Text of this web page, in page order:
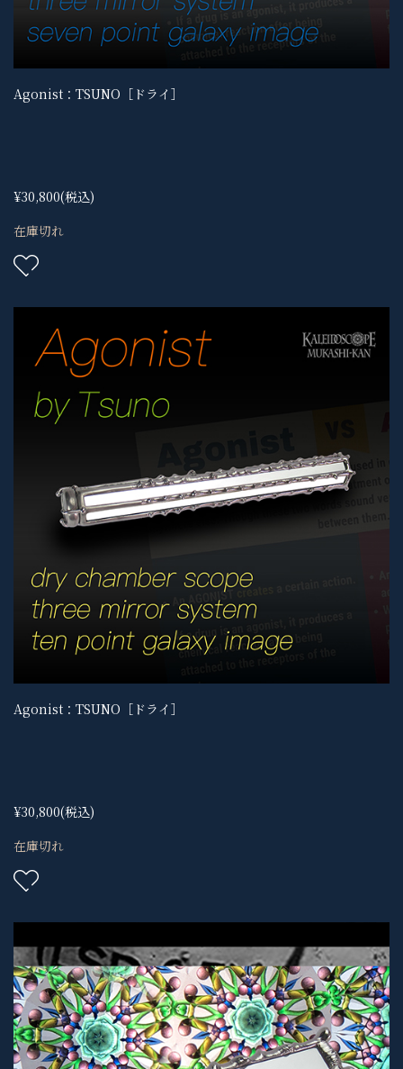
Agonist：TSUNO［ドライ］
¥30,800(税込)
在庫切れ
Agonist：TSUNO［ドライ］
¥30,800(税込)
在庫切れ